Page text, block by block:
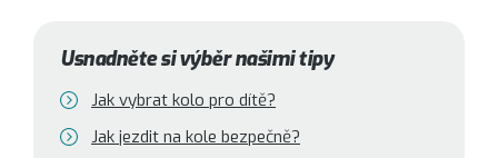
Usnadněte si výběr našimi tipy
Jak vybrat kolo pro dítě?
Jak jezdit na kole bezpečně?